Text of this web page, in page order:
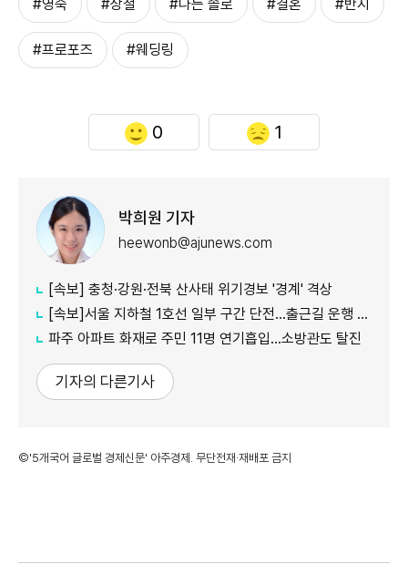
#영숙 #상철 #나는 솔로 #결혼 #반지
#프로포즈 #웨딩링
0 1
박희원 기자
heewonb@ajunews.com
[속보] 충청·강원·전북 산사태 위기경보 '경계' 격상
[속보]서울 지하철 1호선 일부 구간 단전…출근길 운행 지연
파주 아파트 화재로 주민 11명 연기흡입…소방관도 탈진
기자의 다른기사
©'5개국어 글로벌 경제신문' 아주경제. 무단전재·재배포 금지